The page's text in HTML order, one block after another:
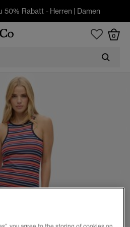
50% Rabatt - Herren | Damen
0